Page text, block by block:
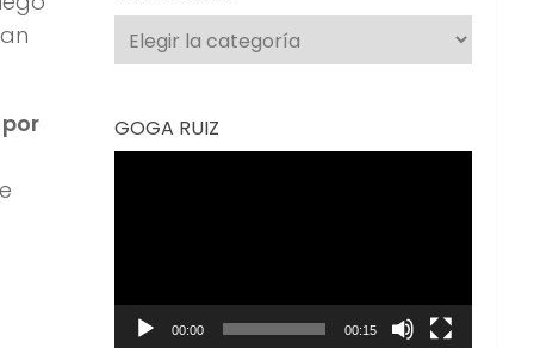
por
Categorías
GOGA RUIZ
00:00 00:15